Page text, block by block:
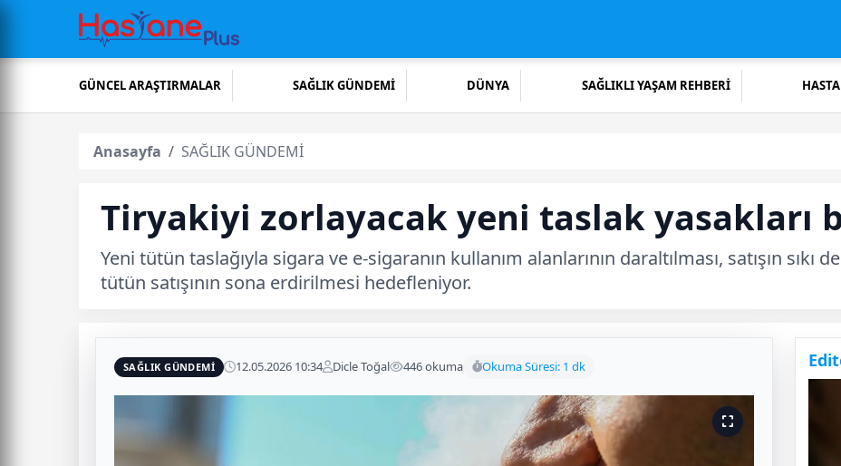
GÜNCEL ARAŞTIRMALAR SAĞLIK GÜNDEMİ DÜNYA SAĞLIKLI YAŞAM REHBERİ
Anasayfa SAĞLIK GÜNDEMİ
Tiryakiyi zorlayacak yeni taslak yasakları
Yeni tütün taslağıyla sigara ve e-sigaranın kullanım alanlarının daraltılması, satışın sıkı
tütün satışının sona erdirilmesi hedefleniyor.
SAĞLIK GÜNDEMİ 12.05.2026 10:34 Dicle Toğal 446 okuma Okuma Süresi: 1 dk